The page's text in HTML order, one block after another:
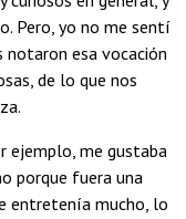
Pero, yo no me sentí
notaron esa vocación
de lo que nos
ejemplo, me gustaba
porque fuera una
entretenía mucho, lo